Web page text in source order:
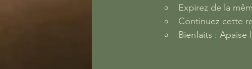
Expirez de la
Continuez cette
Bienfaits : Apaise